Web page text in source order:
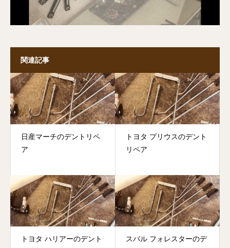
関連記事
日産マーチのデントリペ
ア
トヨタ プリウスのデント
リペア
トヨタ ハリアーのデント
スバル フォレスターのデ